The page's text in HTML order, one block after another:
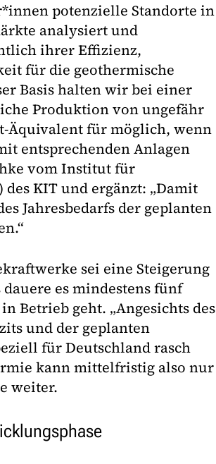
potenzielle Standorte in
analysiert und
ihrer Effizienz,
für die geothermische
Basis halten wir bei einer
Produktion von ungefähr
Äquivalent für möglich, wenn
entsprechenden Anlagen
vom Institut für
des KIT und ergänzt: „Damit
Jahresbedarfs der geplanten
sei eine Steigerung
es mindestens fünf
Betrieb geht. „Angesichts des
und der geplanten
für Deutschland rasch
kann mittelfristig also nur
weiter.